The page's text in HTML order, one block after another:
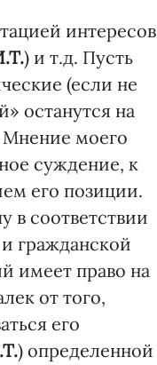
интересов
) и т.д. Пусть
(если не
останутся на
Мнение моего
суждение, к
его позиции.
в соответствии
гражданской
имеет право на
от того,
его
) определенной